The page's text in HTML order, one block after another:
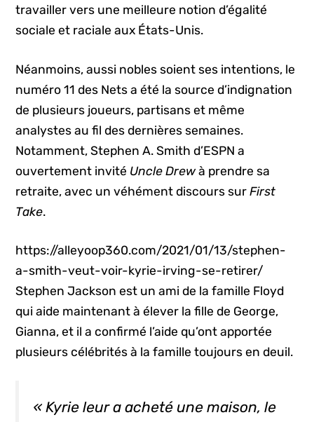
travailler vers une meilleure notion d’égalité
sociale et raciale aux États-Unis.
Néanmoins, aussi nobles soient ses intentions, le
numéro 11 des Nets a été la source d’indignation
de plusieurs joueurs, partisans et même
analystes au fil des dernières semaines.
Notamment, Stephen A. Smith d’ESPN a
ouvertement invité Uncle Drewà prendre sa
retraite, avec un véhément discours surFirst
Take.
https://alleyoop360.com/2021/01/13/stephen-
a-smith-veut-voir-kyrie-irving-se-retirer/
Stephen Jackson est un ami de la famille Floyd
qui aide maintenant à élever la fille de George,
Gianna, et il a confirmé l’aide qu’ont apportée
plusieurs célébrités à la famille toujours en deuil.
« Kyrie leur a acheté une maison, le